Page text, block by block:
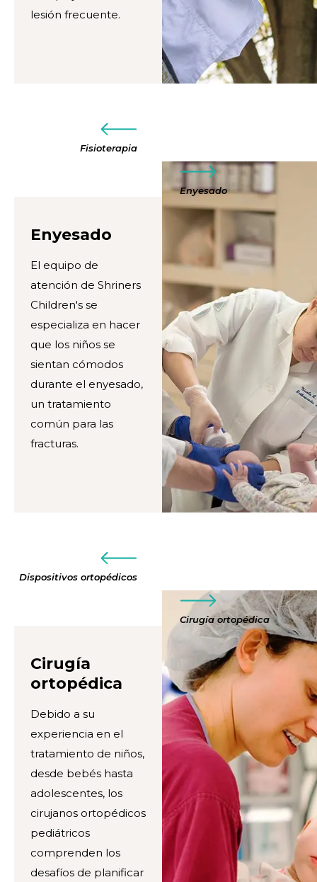
lesión frecuente.
Fisioterapia
Enyesado
Enyesado
El equipo de
atención de Shriners
Children's se
especializa en hacer
que los niños se
sientan cómodos
durante el enyesado,
un tratamiento
común para las
fracturas.
Dispositivos ortopédicos
Cirugía ortopédica
Cirugía
ortopédica
Debido a su
experiencia en el
tratamiento de niños,
desde bebés hasta
adolescentes, los
cirujanos ortopédicos
pediátricos
comprenden los
desafíos de planificar